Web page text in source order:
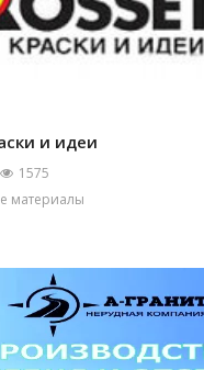
и идеи
1575
материалы